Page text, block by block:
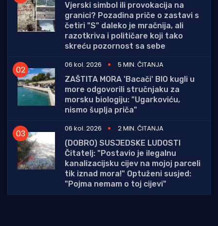
Vjerski simbol ili provokacija na
granici? Pozadina priče o zastavi s
četiri "S" daleko je mračnija, ali
razotkriva i političare koji tako
skreću pozornost sa sebe
06 kol. 2026
5 MIN. ČITANJA
ZAŠTITA MORA 'Bacači' BIO kugli u
more odgovorili stručnjaku za
morsku biologiju: "Ugarkoviću,
nismo šuplja priča"
06 kol. 2026
2 MIN. ČITANJA
(DOBRO) SUSJEDSKE LUDOSTI
Čitatelj: "Postavio je ilegalnu
kanalizacijsku cijev na mojoj parceli
tik iznad mora!" Optuženi susjed:
"Pojma nemam o toj cijevi"